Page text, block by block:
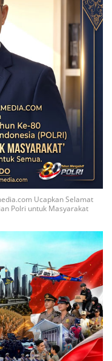
Ucapkan Selamat
Polri untuk Masyarakat